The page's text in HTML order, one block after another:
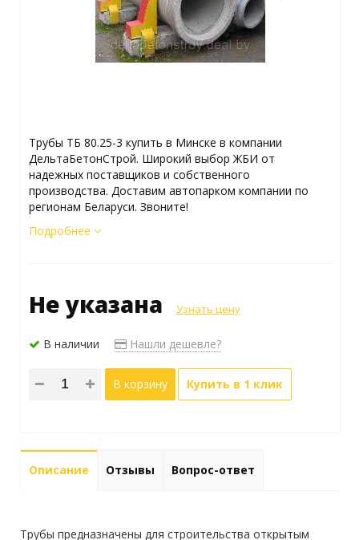
Трубы ТБ 80.25-3 купить в Минске в компании
ДельтаБетонСтрой. Широкий выбор ЖБИ от
надежных поставщиков и собственного
производства. Доставим автопарком компании по
регионам Беларуси. Звоните!
Подробнее
Не указана Узнать цену
В наличии Нашли дешевле?
В корзину Купить в 1 клик
Описание Отзывы Вопрос-ответ
Трубы предназначены для строительства открытым